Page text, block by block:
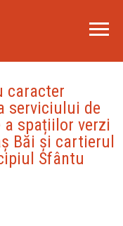
caracter
serviciului de
spațiilor verzi
Băi și cartierul
Sfântu